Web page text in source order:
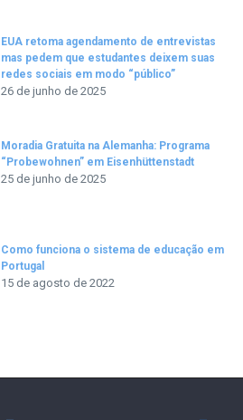
EUA retoma agendamento de entrevistas
mas pedem que estudantes deixem suas
redes sociais em modo “público”
26 de junho de 2025
Moradia Gratuita na Alemanha: Programa
“Probewohnen” em Eisenhüttenstadt
25 de junho de 2025
Como funciona o sistema de educação em
Portugal
15 de agosto de 2022